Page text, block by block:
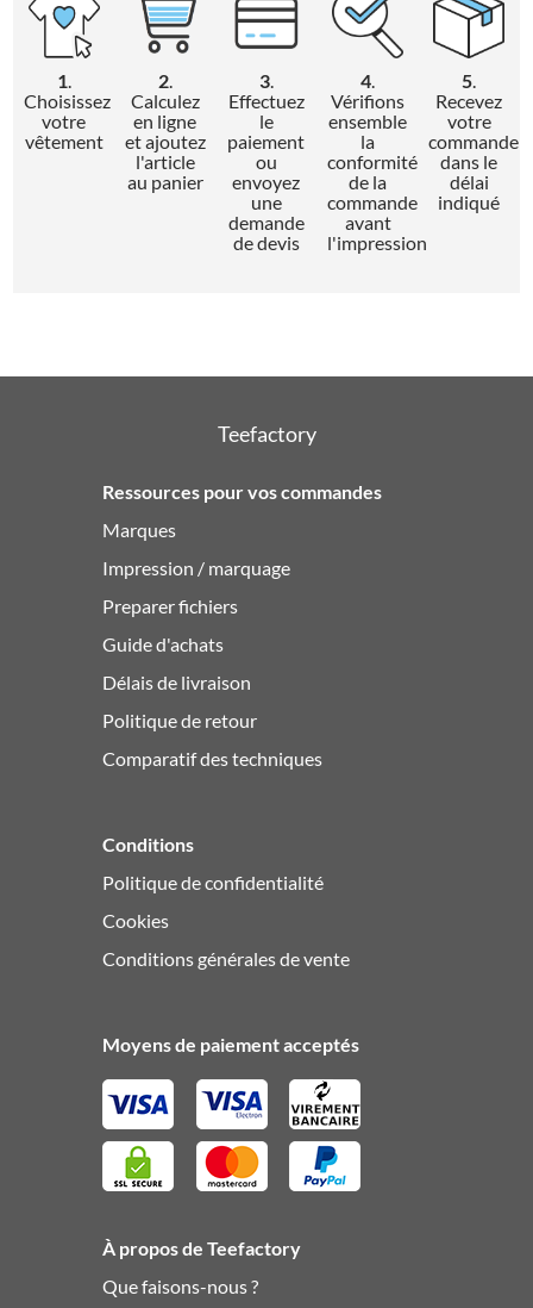
1
Choisissez
votre
vêtement
2.
Calculez
en ligne
et ajoutez
l'article
au panier
3.
Effectuez
le
paiement
ou
envoyez
une
demande
de devis
4
Vérifions
ensemble
la
conformité
de la
commande
avant
l'impression
5
Recevez
votre
commande
dans le
délai
indiqué
Teefactory
Ressources pour vos commandes
Marques
Impression / marquage
Preparer fichiers
Guide d'achats
Délais de livraison
Politique de retour
Comparatif des techniques
Conditions
Politique de confidentialité
Cookies
Conditions générales de vente
Moyens de paiement acceptés
À propos de Teefactory
Que faisons-nous ?